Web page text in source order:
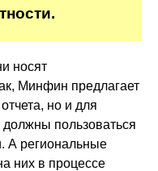
носят
Минфин предлагает
но и для
пользоваться
А региональные
них в процессе